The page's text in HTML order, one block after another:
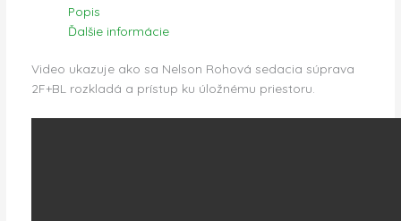
Popis
Ďalšie informácie
Video ukazuje ako sa Nelson Rohová sedacia súprava
2F+BL rozkladá a prístup ku úložnému priestoru.